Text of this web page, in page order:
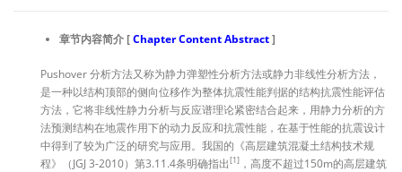
章节内容简介 [ChapterContentAbstract]
Pushover 分析方法又称为静力弹塑性分析方法或静力非线性分析方法，
是一种以结构顶部的侧向位移作为整体抗震性能判据的结构抗震性能评估
方法，它将非线性静力分析与反应谱理论紧密结合起来，用静力分析的方
法预测结构在地震作用下的动力反应和抗震性能，在基于性能的抗震设计
中得到了较为广泛的研究与应用。我国的《高层建筑混凝土结构技术规
程》（JGJ 3-2010）第3.11.4条明确指出[1] ，高度不超过150m的高层建筑